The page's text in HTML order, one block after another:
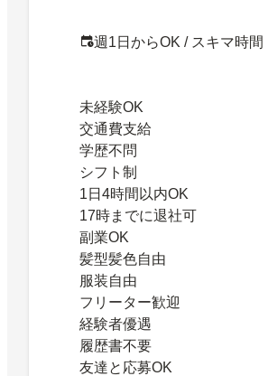
週1日からOK / スキマ時間
未経験OK
交通費支給
学歴不問
シフト制
1日4時間以内OK
17時までに退社可
副業OK
髪型髪色自由
服装自由
フリーター歓迎
経験者優遇
履歴書不要
友達と応募OK